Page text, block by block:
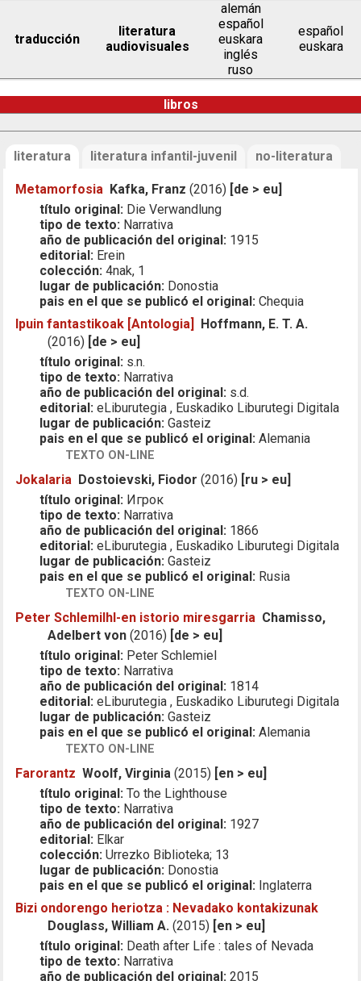
traducción
literatura
audiovisuales
alemán
español
euskara
inglés
ruso
español
euskara
libros
literatura literatura infantil-juvenil no-literatura
Metamorfosia Kafka, Franz (2016) [de > eu]
título original: Die Verwandlung
tipo de texto: Narrativa
año de publicación del original: 1915
editorial: Erein
colección: 4nak, 1
lugar de publicación: Donostia
pais en el que se publicó el original: Chequia
Ipuin fantastikoak [Antologia]
Hoffmann, E. T. A.
(2016) [de > eu]
título original: s.n.
tipo de texto: Narrativa
año de publicación del original: s.d.
editorial: eLiburutegia , Euskadiko Liburutegi Digitala
lugar de publicación: Gasteiz
pais en el que se publicó el original: Alemania
TEXTO ON-LINE
Jokalaria Dostoievski, Fiodor (2016) [ru > eu]
título original: Игрок
tipo de texto: Narrativa
año de publicación del original: 1866
editorial: eLiburutegia , Euskadiko Liburutegi Digitala
lugar de publicación: Gasteiz
pais en el que se publicó el original: Rusia
TEXTO ON-LINE
Peter Schlemilhl-en istorio miresgarria Chamisso,
Adelbert von (2016) [de > eu]
título original: Peter Schlemiel
tipo de texto: Narrativa
año de publicación del original: 1814
editorial: eLiburutegia , Euskadiko Liburutegi Digitala
lugar de publicación: Gasteiz
pais en el que se publicó el original: Alemania
TEXTO ON-LINE
Farorantz Woolf, Virginia (2015) [en > eu]
título original: To the Lighthouse
tipo de texto: Narrativa
año de publicación del original: 1927
editorial: Elkar
colección: Urrezko Biblioteka; 13
lugar de publicación: Donostia
pais en el que se publicó el original: Inglaterra
Bizi ondorengo heriotza : Nevadako kontakizunak
Douglass, William A. (2015) [en > eu]
título original: Death after Life : tales of Nevada
tipo de texto: Narrativa
año de publicación del original: 2015